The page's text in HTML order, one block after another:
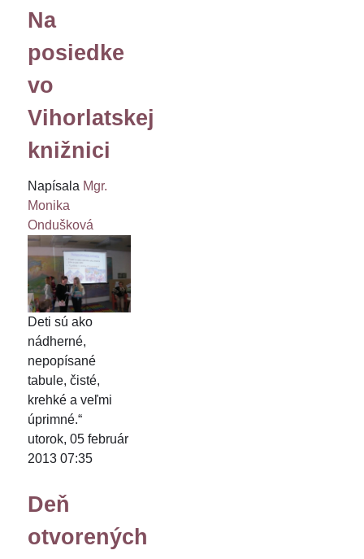
Na
posiedke
vo
Vihorlatskej
knižnici
Napísala Mgr.
Monika
Ondušková
Deti sú ako
nádherné,
nepopísané
tabule, čisté,
krehké a veľmi
úprimné.“
utorok, 05 február
2013 07:35
Deň
otvorených